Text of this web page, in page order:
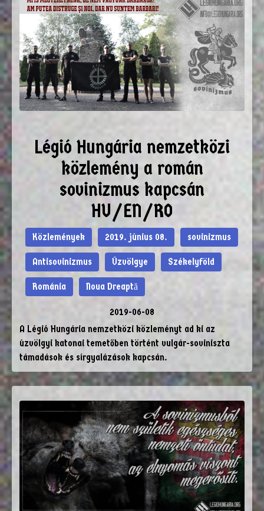
Légió Hungária nemzetközi
közlemény a román
sovinizmus kapcsán
HU/EN/RO
Közlemények 2019. június 08. sovinizmus
Antisovinizmus Úzvölgye Székelyföld
Románia Noua Dreaptă
2019-06-08
A Légió Hungária nemzetközi közleményt ad ki az
úzvölgyi katonai temetőben történt vulgár-soviniszta
támadások és sírgyalázások kapcsán.